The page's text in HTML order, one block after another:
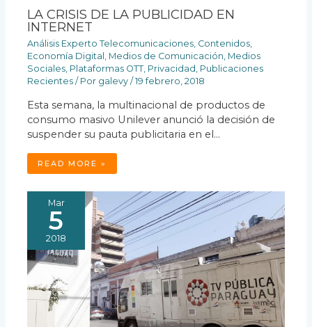
LA CRISIS DE LA PUBLICIDAD EN
INTERNET
Análisis Experto Telecomunicaciones, Contenidos,
Economía Digital , Medios de Comunicación, Medios
Sociales, Plataformas OTT, Privacidad , Publicaciones
Recientes / Por galevy/19 febrero, 2018
Esta semana, la multinacional de productos de
consumo masivo Unilever anunció la decisión de
suspender su pauta publicitaria en el…
READ MORE »
Mar
5
2018